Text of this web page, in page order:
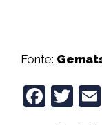
Fonte:
F
T